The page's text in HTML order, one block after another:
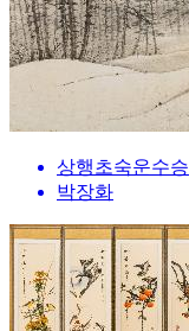
상행초숙운수승
박장화